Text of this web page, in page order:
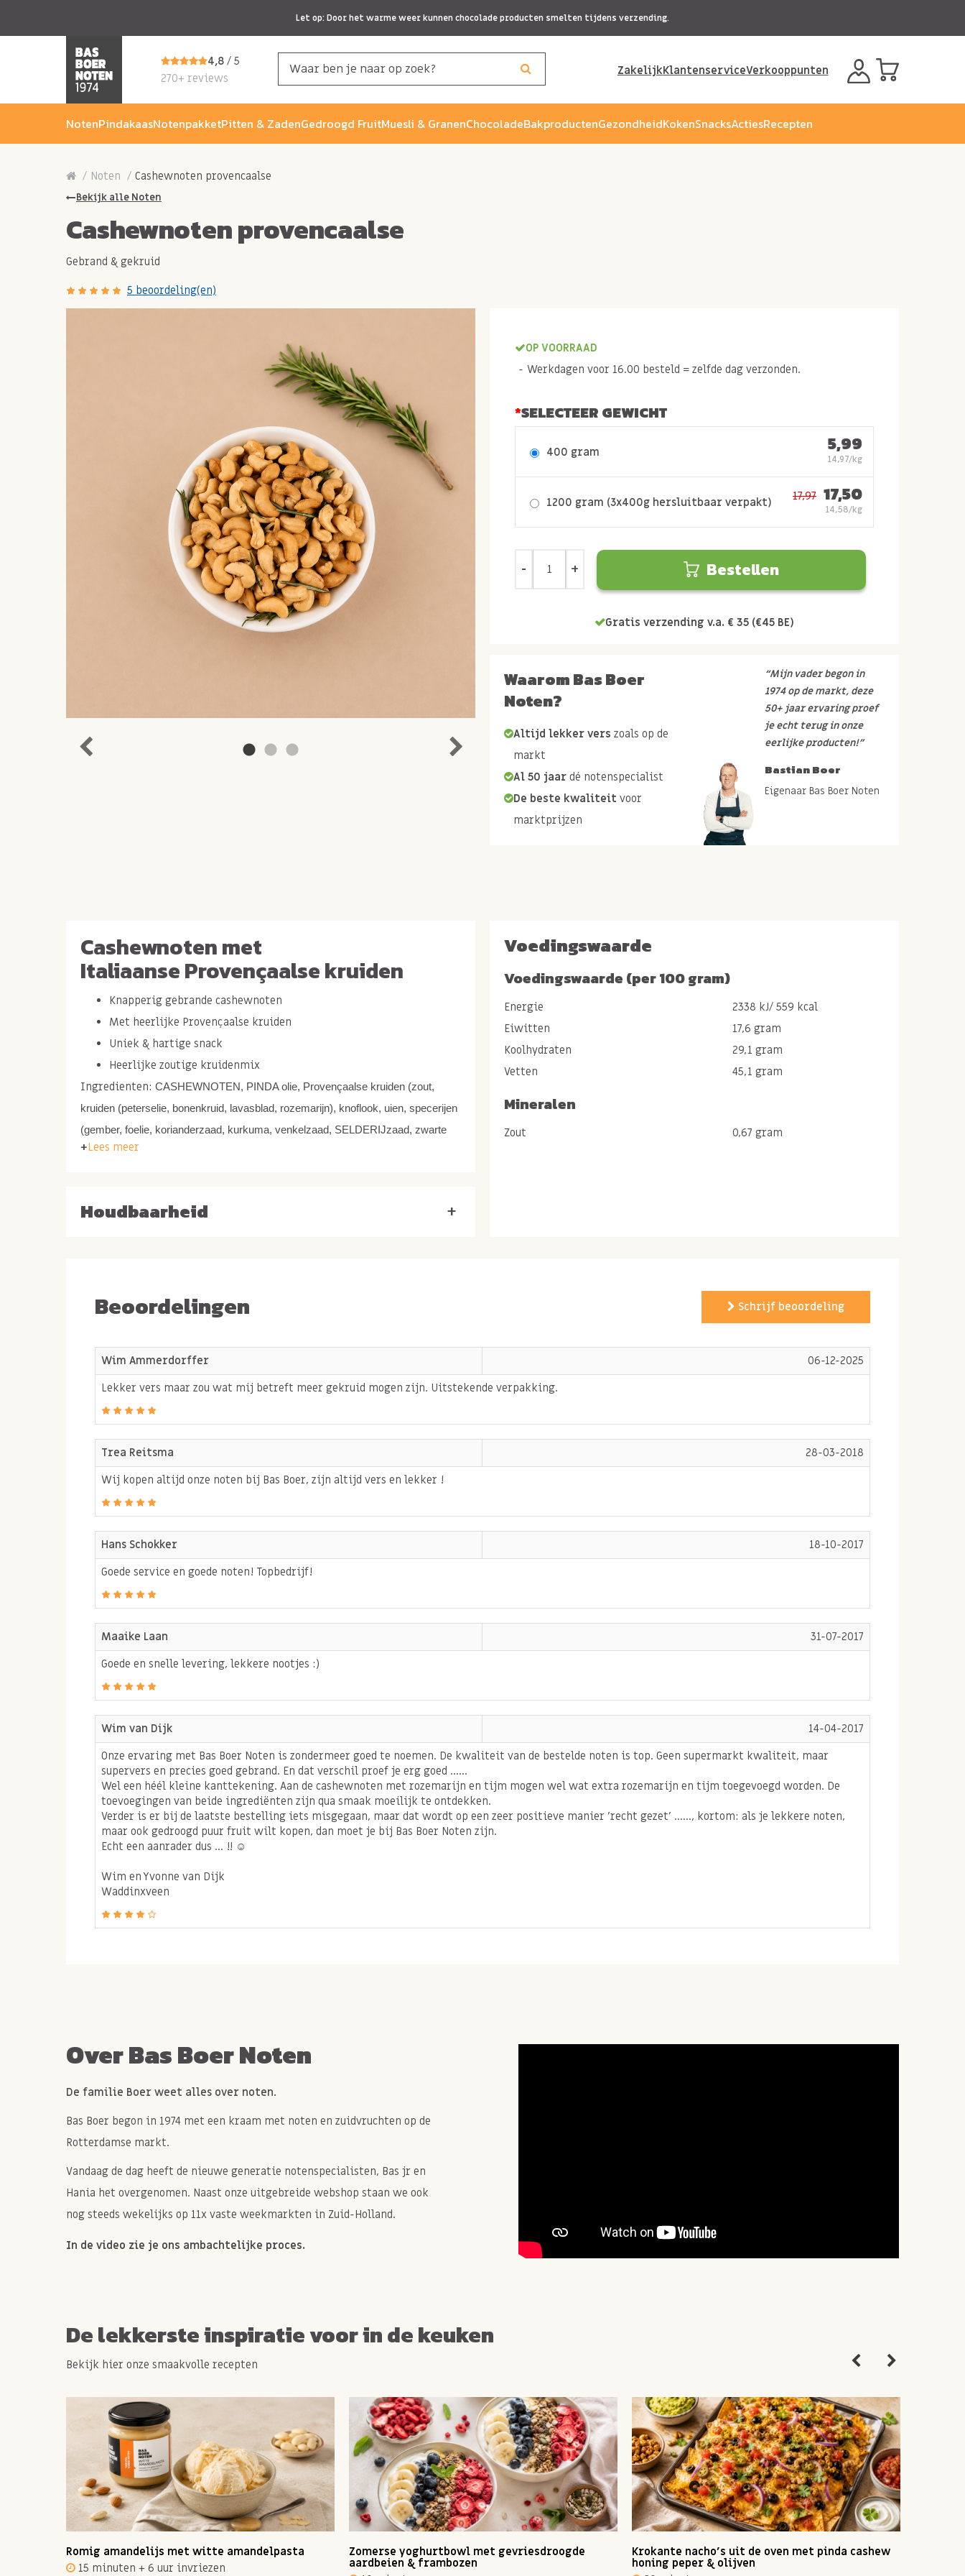
Let op: Door het warme weer kunnen chocolade producten smelten tijdens verzending.
4,8/ 5
270+ reviews
ZakelijkKlantenserviceVerkooppunten
NotenPindakaasNotenpakketPitten & ZadenGedroogd FruitMuesli & GranenChocoladeBakproductenGezondheidKokenSnacksActiesRecepten
Noten Cashewnoten provencaalse
Bekijk alle Noten
Cashewnoten provencaalse
Gebrand & gekruid
5 beoordeling(en)
OP VOORRAAD
Werkdagen voor 16.00 besteld = zelfde dag verzonden.
SELECTEER GEWICHT
400 gram 5,99
14,97/kg
1200 gram (3x400g hersluitbaar verpakt) 17,97 17,50
14,58/kg
Bestellen
Gratis verzending v.a. € 35 (€45 BE)
Waarom Bas Boer
Noten?
Altijd lekker vers zoals op de
markt
Al 50 jaar dé notenspecialist
De beste kwaliteit voor
marktprijzen
“Mijn vader begon in
1974 op de markt, deze
50+ jaar ervaring proef
je echt terug in onze
eerlijke producten!”
Bastian Boer
Eigenaar Bas Boer Noten
Cashewnoten met
Italiaanse Provençaalse kruiden
Knapperig gebrande cashewnoten
Met heerlijke Provençaalse kruiden
Uniek & hartige snack
Heerlijke zoutige kruidenmix
Ingredienten: CASHEWNOTEN, PINDA olie, Provençaalse kruiden (zout,
kruiden (peterselie, bonenkruid, lavasblad, rozemarijn), knoflook, uien, specerijen
(gember, foelie, korianderzaad, kurkuma, venkelzaad, SELDERIJzaad, zwarte
peper), zonnebloemolie, smaakversterker(s): E621, antiklontermiddel(en): E551).
Gebrande cashewnoten met echte
GLUTEN enSESAM.
Lees meer
Voedingswaarde
Voedingswaarde (per 100 gram)
Energie
2338 kJ/ 559 kcal
Eiwitten
17,6 gram
Koolhydraten
29,1 gram
Vetten
45,1 gram
Mineralen
Zout 0,67 gram
Houdbaarheid +
Beoordelingen Schrijf beoordeling
Wim Ammerdorffer
06-12-2025
Lekker vers maar zou wat mij betreft meer gekruid mogen zijn. Uitstekende verpakking.
Trea Reitsma
28-03-2018
Wij kopen altijd onze noten bij Bas Boer, zijn altijd vers en lekker !
Hans Schokker
18-10-2017
Goede service en goede noten! Topbedrijf!
Maaike Laan
31-07-2017
Goede en snelle levering, lekkere nootjes :)
Wim van Dijk
14-04-2017
Onze ervaring met Bas Boer Noten is zondermeer goed te noemen. De kwaliteit van de bestelde noten is top. Geen supermarkt kwaliteit, maar
supervers en precies goed gebrand. En dat verschil proef je erg goed ......
Wel een héél kleine kanttekening. Aan de cashewnoten met rozemarijn en tijm mogen wel wat extra rozemarijn en tijm toegevoegd worden. De
toevoegingen van beide ingrediënten zijn qua smaak moeilijk te ontdekken.
Verder is er bij de laatste bestelling iets misgegaan, maar dat wordt op een zeer positieve manier 'recht gezet' ......, kortom: als je lekkere noten,
maar ook gedroogd puur fruit wilt kopen, dan moet je bij Bas Boer Noten zijn.
Echt een aanrader dus ... !! ☺
Wim en Yvonne van Dijk
Waddinxveen
Over Bas Boer Noten
De familie Boer weet alles over noten.
Bas Boer begon in 1974 met een kraam met noten en zuidvruchten op de
Rotterdamse markt.
Vandaag de dag heeft de nieuwe generatie notenspecialisten, Bas jr en
Hania het overgenomen. Naast onze uitgebreide webshop staan we ook
nog steeds wekelijks op 11x vaste weekmarkten in Zuid-Holland.
In de video zie je ons ambachtelijke proces.
De lekkerste inspiratie voor in de keuken
Bekijk hier onze smaakvolle recepten
Romig amandelijs met witte amandelpasta
15 minuten + 6 uur invriezen
Zomerse yoghurtbowl met gevriesdroogde
aardbeien & frambozen
Krokante nacho's uit de oven met pinda cashew
honing peper & olijven